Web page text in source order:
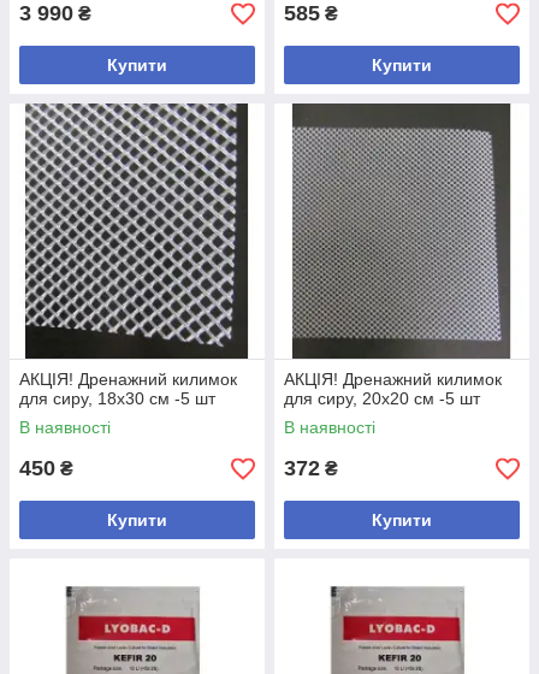
3 990 ₴
Купити
585 ₴
Купити
АКЦІЯ! Дренажний килимок
для сиру, 18х30 см -5 шт
В наявності
450 ₴
Купити
АКЦІЯ! Дренажний килимок
для сиру, 20х20 см -5 шт
В наявності
372 ₴
Купити